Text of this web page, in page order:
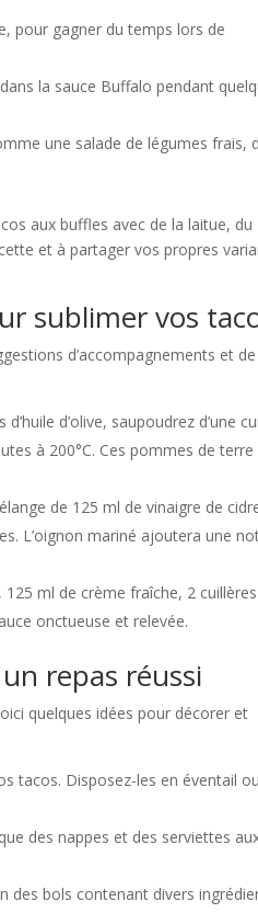
pour gagner du temps lors de
la sauce Buffalo pendant
une salade de légumes frais,
aux buffles avec de la laitue, du
et à partager vos propres
sublimer vos
d’accompagnements et de
d’olive, saupoudrez d’une
à 200°C. Ces pommes de terre
de 125 ml de vinaigre de
L’oignon mariné ajoutera une
ml de crème fraîche, 2
onctueuse et relevée.
repas réussi
quelques idées pour décorer et
tacos. Disposez-les en éventail
des nappes et des serviettes
des bols contenant divers